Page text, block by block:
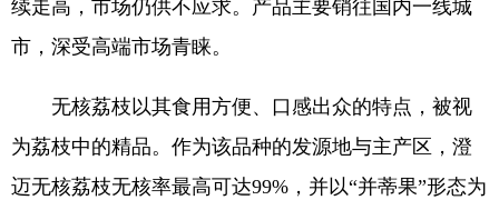
续走高，市场仍供不应求。产品主要销往国内一线城
市，深受高端市场青睐。
无核荔枝以其食用方便、口感出众的特点，被视
为荔枝中的精品。作为该品种的发源地与主产区，澄
迈无核荔枝无核率最高可达99%，并以“并蒂果”形态为